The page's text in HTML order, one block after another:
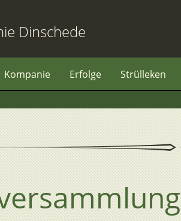
Dinschede
Kompanie Erfolge Strülleken